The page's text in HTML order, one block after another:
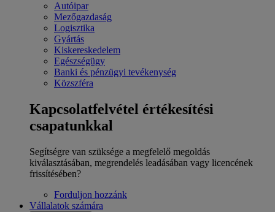
Autóipar
Mezőgazdaság
Logisztika
Gyártás
Kiskereskedelem
Egészségügy
Banki és pénzügyi tevékenység
Közszféra
Kapcsolatfelvétel értékesítési
csapatunkkal
Segítségre van szüksége a megfelelő megoldás
kiválasztásában, megrendelés leadásában vagy licencének
frissítésében?
Forduljon hozzánk
Vállalatok számára